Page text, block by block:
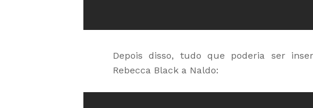
Depois disso, tudo que poderia ser
Rebecca Black a Naldo: